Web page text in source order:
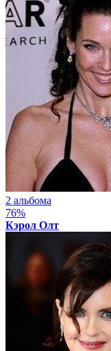
2 альбома
76%
Кэрол Олт